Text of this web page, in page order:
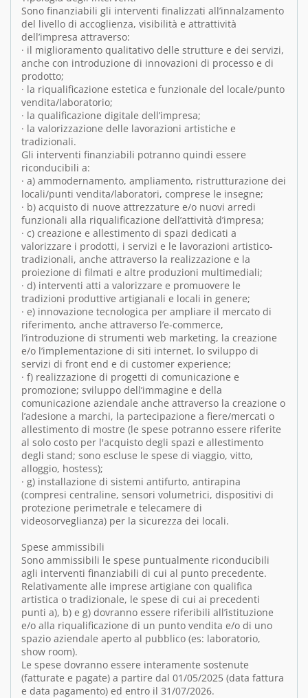
Sono finanziabili gli interventi finalizzati all’innalzamento
del livello di accoglienza, visibilità e attrattività
dell’impresa attraverso:
· il miglioramento qualitativo delle strutture e dei servizi,
anche con introduzione di innovazioni di processo e di
prodotto;
· la riqualificazione estetica e funzionale del locale/punto
vendita/laboratorio;
· la qualificazione digitale dell’impresa;
· la valorizzazione delle lavorazioni artistiche e
tradizionali.
Gli interventi finanziabili potranno quindi essere
riconducibili a:
· a) ammodernamento, ampliamento, ristrutturazione dei
locali/punti vendita/laboratori, comprese le insegne;
· b) acquisto di nuove attrezzature e/o nuovi arredi
funzionali alla riqualificazione dell’attività d’impresa;
· c) creazione e allestimento di spazi dedicati a
valorizzare i prodotti, i servizi e le lavorazioni artistico-
tradizionali, anche attraverso la realizzazione e la
proiezione di filmati e altre produzioni multimediali;
· d) interventi atti a valorizzare e promuovere le
tradizioni produttive artigianali e locali in genere;
· e) innovazione tecnologica per ampliare il mercato di
riferimento, anche attraverso l’e-commerce,
l’introduzione di strumenti web marketing, la creazione
e/o l’implementazione di siti internet, lo sviluppo di
servizi di front end e di customer experience;
· f) realizzazione di progetti di comunicazione e
promozione; sviluppo dell’immagine e della
comunicazione aziendale anche attraverso la creazione o
l’adesione a marchi, la partecipazione a fiere/mercati o
allestimento di mostre (le spese potranno essere riferite
al solo costo per l'acquisto degli spazi e allestimento
degli stand; sono escluse le spese di viaggio, vitto,
alloggio, hostess);
· g) installazione di sistemi antifurto, antirapina
(compresi centraline, sensori volumetrici, dispositivi di
protezione perimetrale e telecamere di
videosorveglianza) per la sicurezza dei locali.
Spese ammissibili
Sono ammissibili le spese puntualmente riconducibili
agli interventi finanziabili di cui al punto precedente.
Relativamente alle imprese artigiane con qualifica
artistica o tradizionale, le spese di cui ai precedenti
punti a), b) e g) dovranno essere riferibili all’istituzione
e/o alla riqualificazione di un punto vendita e/o di uno
spazio aziendale aperto al pubblico (es: laboratorio,
show room).
Le spese dovranno essere interamente sostenute
(fatturate e pagate) a partire dal 01/05/2025 (data fattura
e data pagamento) ed entro il 31/07/2026.